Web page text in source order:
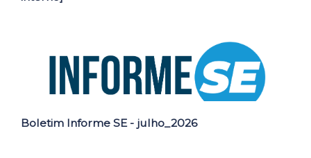
Boletim Informe SE - julho_2026